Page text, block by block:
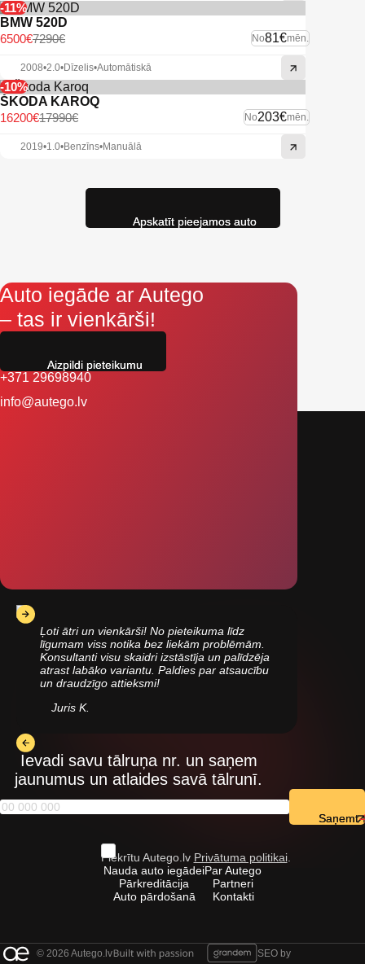
-11%
BMW 520D
No81€mēn.
7290€
6500€
2008•2.0•Dīzelis•Automātiskā
-10%
ŠKODA KAROQ
No203€mēn.
17990€
16200€
2019•1.0•Benzīns•Manuālā
Auto iegāde ar Autego
– tas ir vienkārši!
+371 29698940
info@autego.lv
Ļoti ātri un vienkārši! No pieteikuma līdz
līgumam viss notika bez liekām problēmām.
Konsultanti visu skaidri izstāstīja un palīdzēja
atrast labāko variantu. Paldies par atsaucību
un draudzīgo attieksmi!
Juris K.
Ievadi savu tālruņa nr. un saņem
jaunumus un atlaides savā tālrunī.
Piekrītu Autego.lv Privātuma politikai.
Nauda auto iegādei
Pārkreditācija
Auto pārdošanā
Par Autego
Partneri
Kontakti
© 2026 Autego.lv
SEO by